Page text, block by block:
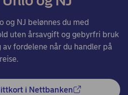
og NJ belønnes du med
uten årsavgift og gebyrfri bruk
fordelene når du handler på
i Nettbanken